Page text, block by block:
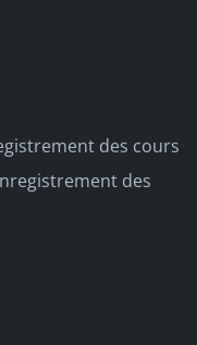
des cours
des